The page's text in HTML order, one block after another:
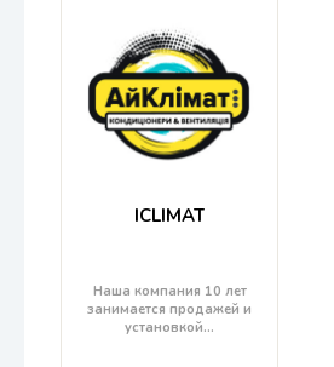
ICLIMAT
Наша компания 10 лет
занимается продажей и
установкой…